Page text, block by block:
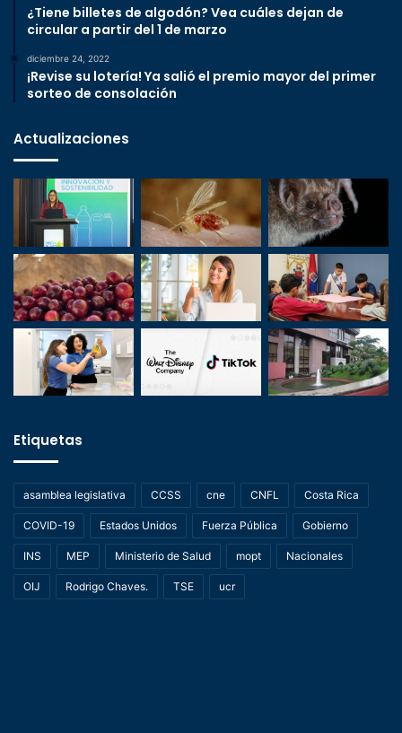
¿Tiene billetes de algodón? Vea cuáles dejan de
circular a partir del 1 de marzo
diciembre 24, 2022
¡Revise su lotería! Ya salió el premio mayor del primer
sorteo de consolación
Actualizaciones
Etiquetas
asamblea legislativa CCSS cne CNFL Costa Rica
COVID-19 Estados Unidos Fuerza Pública Gobierno
INS MEP Ministerio de Salud mopt Nacionales
OIJ Rodrigo Chaves. TSE ucr